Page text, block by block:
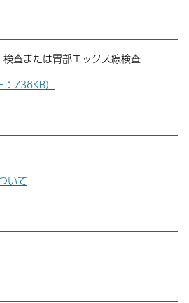
査または胃部エックス線検査
738KB）
いて